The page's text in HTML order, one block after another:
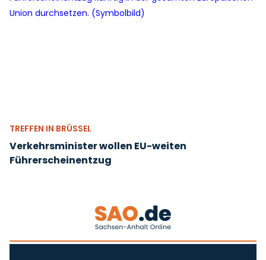
TREFFEN IN BRÜSSEL
Verkehrsminister wollen EU-weiten
Führerscheinentzug